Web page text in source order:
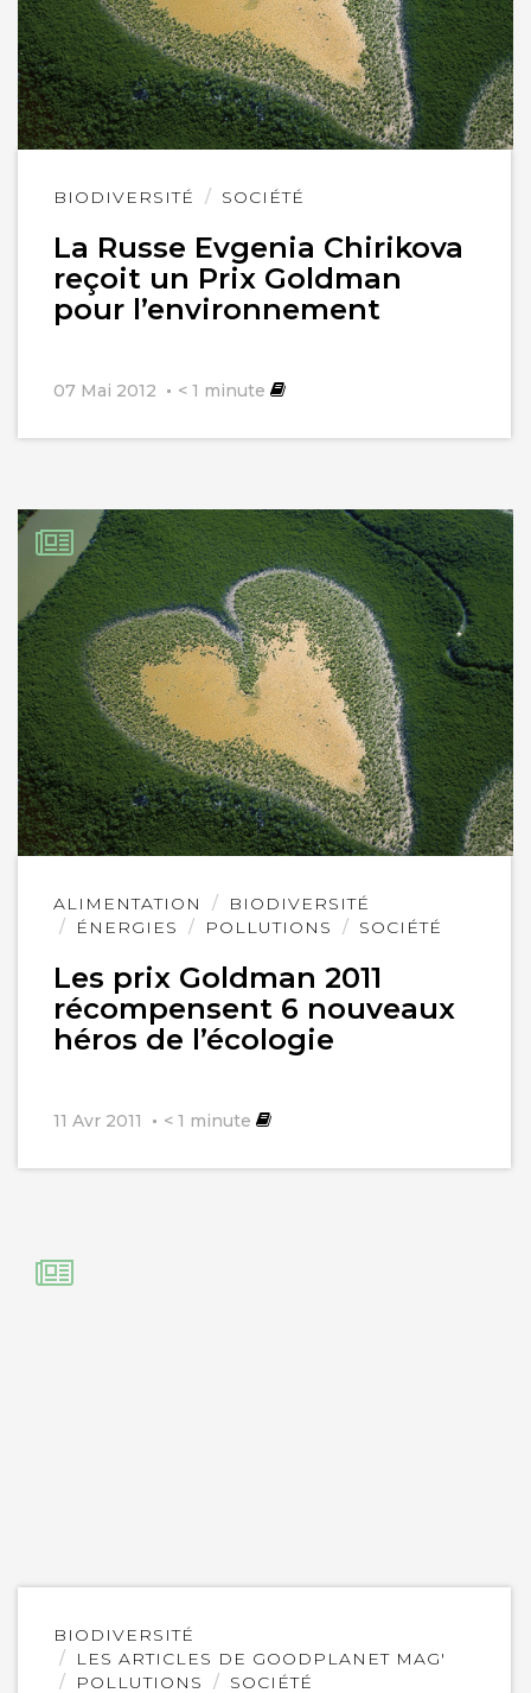
BIODIVERSITÉ SOCIÉTÉ
La Russe Evgenia Chirikova
reçoit un Prix Goldman
pour l’environnement
07 Mai 2012 < 1 minute
Lire
ALIMENTATION
BIODIVERSITÉ
ÉNERGIES
POLLUTIONS SOCIÉTÉ
Les prix Goldman 2011
récompensent 6 nouveaux
héros de l’écologie
11 Avr 2011 < 1 minute
Lire
l'article
BIODIVERSITÉ
LES ARTICLES DE GOODPLANET MAG'
POLLUTIONS
SOCIÉTÉ
Lire
l'article